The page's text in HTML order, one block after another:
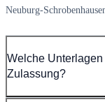
Neuburg-
Welche
Zulassung?